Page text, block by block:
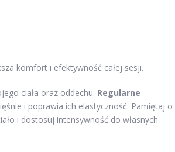
komfort i efektywność całej sesji.
ciała oraz oddechu. Regularne
i poprawia ich elastyczność. Pamiętaj o
i dostosuj intensywność do własnych